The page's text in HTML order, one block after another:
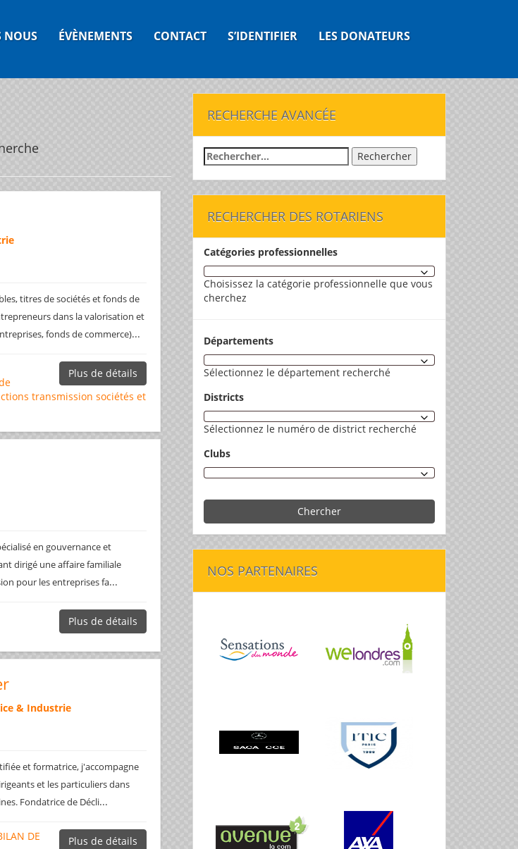
NOUS ÉVÈNEMENTS CONTACT S’IDENTIFIER LES DONATEURS
titres de sociétés et fonds de
dans la valorisation et
fonds de commerce)...
Plus de détails
transmission sociétés et
en gouvernance et
dirigé une affaire familiale
pour les entreprises fa...
Plus de détails
& Industrie
et formatrice, j'accompagne
et les particuliers dans
Fondatrice de Décli...
Plus de détails
DE
RECHERCHE AVANCÉE
Rechercher :
RECHERCHER DES ROTARIENS
Catégories professionnelles
Choisissez la catégorie professionnelle que vous
cherchez
Départements
Sélectionnez le département recherché
Districts
Sélectionnez le numéro de district recherché
Clubs
Chercher
NOS PARTENAIRES